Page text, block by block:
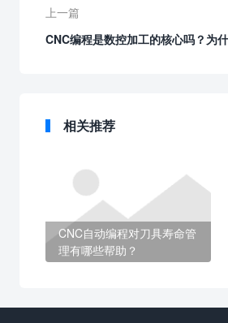
上一篇
CNC编程是数控加工的核心吗？为
相关推荐
CNC自动编程对刀具寿命管
理有哪些帮助？